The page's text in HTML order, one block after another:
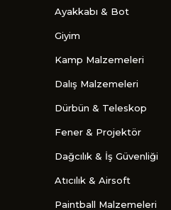
Ayakkabı & Bot
Giyim
Kamp Malzemeleri
Dalış Malzemeleri
Dürbün & Teleskop
Fener & Projektör
Dağcılık & İş Güvenliği
Atıcılık & Airsoft
Paintball Malzemeleri